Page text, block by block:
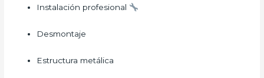
Instalación profesional
Desmontaje
Estructura metálica